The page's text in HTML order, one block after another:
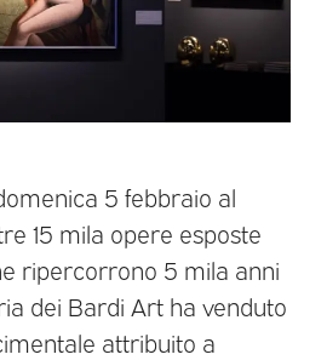
5 febbraio al
15 mila opere esposte
ripercorrono 5 mila anni
dei Bardi Art ha venduto
attribuito a